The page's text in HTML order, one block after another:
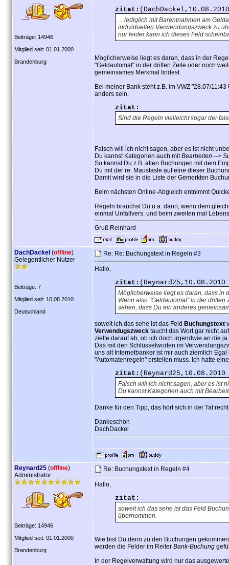
Beiträge: 14946
Mitglied seit: 01.01.2000
Brandenburg
zitat:
... lediglich mit Barentnahmen am
individuellen Verwendungszweck zu
nur leider kann ich dieses Feld
Möglicherweise liegt es daran, dass in der
"Geldautomat" in der dritten Zeile oder noch
gemeinsames Merkmal findest.
Bei meiner Bank steht z.B. im VWZ "28.07/
anders sein.
zitat:
Sind die Regeln vielleicht sogar der
Falsch will ich nicht sagen, aber es ist nicht
Du kannst Kategorien auch mitBearbeiten -->
So kannst Du z.B. allen Buchungen mit dem
Du mit der re. Maustaste auf eine dieser
Damit wird sie in die Liste der Gemerkten
Beim nächsten Online-Abgleich entnimmt
Regeln brauchst Du u.a. dann, wenn dem
einmal Unfallvers. und beim zweiten mal
Gruß Reinhard
DachDackel (offline)
Gelegentlicher Nutzer
Beiträge: 7
Mitglied seit: 10.08.2010
Deutschland
Re: Re: Buchungstext in Regeln #3
Hallo,
zitat:
Möglicherweise liegt es daran, dass in
Wenn also "Geldautomat" in der
sehen, dass Du ein anderes
soweit ich das sehe ist das Feld Buchungstext
Verwendugszweck taucht das Wort gar nicht
zielte darauf ab, ob ich doch irgendwie an die
Das mit den Schlüsselworten im
uns alt Internetbanker ist mir auch ziemlich
"Automatenregeln" erstellen muss. Ich hatte
zitat:
Falsch will ich nicht sagen, aber es ist
Du kannst Kategorien auch mit
Danke für den Tipp, das hört sich in der Tat
Dankeschön
DachDackel
Reynard25 (offline)
Administrator
Beiträge: 14946
Mitglied seit: 01.01.2000
Brandenburg
Re: Buchungstext in Regeln #4
Hallo,
zitat:
soweit ich das sehe ist das Feld
übernommen.
Wie bist Du denn zu den Buchungen
werden die Felder im Reiter Bank-Buchung
In der Regelverwaltung wird nur das